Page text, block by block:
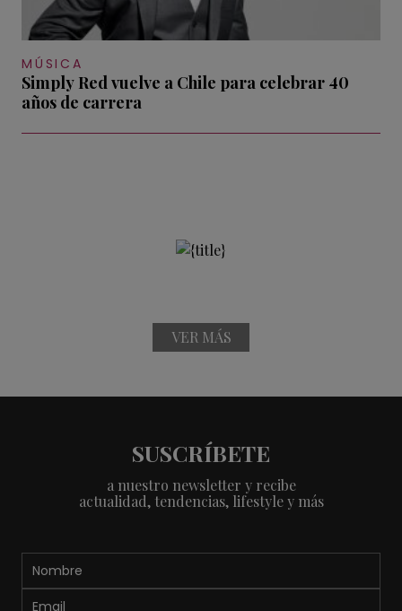
MÚSICA
Simply Red vuelve a Chile para celebrar 40
años de carrera
VER MÁS
SUSCRÍBETE
a nuestro newsletter y recibe
actualidad, tendencias, lifestyle y más